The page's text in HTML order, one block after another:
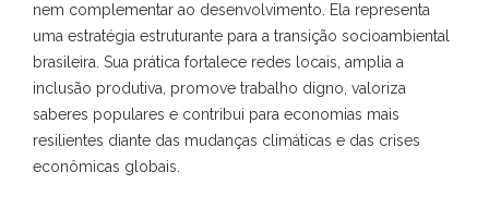
nem complementar ao desenvolvimento. Ela representa
uma estratégia estruturante para a transição socioambiental
brasileira. Sua prática fortalece redes locais, amplia a
inclusão produtiva, promove trabalho digno, valoriza
saberes populares e contribui para economias mais
resilientes diante das mudanças climáticas e das crises
econômicas globais.